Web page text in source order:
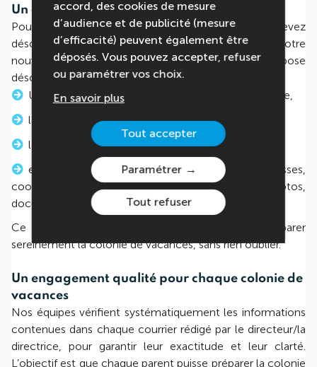
Un courrier clair, utile et structuré
Pour chaque colonie de vacances, vous recevez
désormais un courrier standardisé, harmonisé avec notre
nouvelle charte graphique. Ce document se compose
désormais en quatre parties distinctes :
Un mot personnalisé du directeur ou de la directrice,
la présentation du programme du séjour
les règles de vie à respecter pendant le séjour
et enfin toutes les informations pratiques (adresses,
coordonnées du directeur, code du blog pour les photos,
documents obligatoires, poids des bagages, …)
Ce nouveau modèle vous permet de préparer
sereinement la colonie de vacances, sans rien oublier.
Un engagement qualité pour chaque colonie de
vacances
Nos équipes vérifient systématiquement les informations
contenues dans chaque courrier rédigé par le directeur/la
directrice, pour garantir leur exactitude et leur clarté.
L’objectif est que chaque parent puisse préparer la colonie
accord, des cookies de mesure
d’audience et de publicité (mesure
d’efficacité) peuvent également être
déposés. Vous pouvez accepter, refuser
ou paramétrer vos choix.
En savoir plus
Tout accepter
Paramétrer
Tout refuser